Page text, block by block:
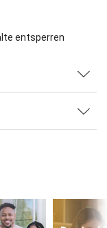
entsperren